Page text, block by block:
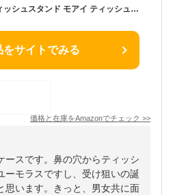
broad ティッシュケース ティッシュスタンド モアイ ティッシュホルダー おもしろ雑貨 ビッグモアイ モアイ像 誕生日プレゼント 男性 女性 面白い 開運グッズ オブジェ 目立つ
をサイトでみる
価格と在庫をAmazonでチェック >>
ースです。鼻の穴からティッシ
ーモラスですし、受け狙いの誕
思います。きっと、男女共に面